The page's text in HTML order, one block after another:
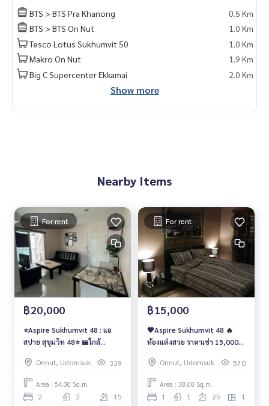
- W District : 450 ม.
- รพ.กล้วยน้ำไท : 1.5 กม.
- รพ.สุขุมวิท : 1.7 กม.
- Major Cineplex เอกมัย : 1.9 กม.
- ตลาดอ่อนนุช : 2.4 กม.
- Big C Extra อ่อนนุช : 2.4 กม.
- People Park : 3.3 กม.
- The Phyll สุขุมวิท 55 : 3.6 กม.
Mo for EN/TH
BTS > BTS Pra Khanong
0.5 Km
BTS > BTS On Nut
1.0 Km
Tesco Lotus Sukhumvit 50
1.0 Km
Makro On Nut
1.9 Km
Big C Supercenter Ekkamai
2.0 Km
Show more
Nearby Items
For rent
฿20,000
⭐️Aspire Sukhumvit 48 : แอ
สปาย สุขุมวิท 48⭐️ 🚝ใกล้
2ห้องนอนแต่งสวย
Onnut, Udomsuk 339
Area : 54.00 Sq.m.
2 2 15
For rent
฿15,000
🧡Aspire Sukhumvit 48 🔥
ห้องแต่งสวย ราคาเช่า 15,000
Onnut, Udomsuk
570
Area : 38.00 Sq.m.
1 1 25 1